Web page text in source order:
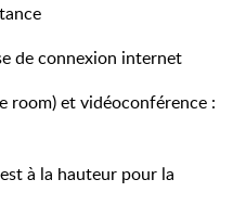
de connexion internet
room) et vidéoconférence :
à la hauteur pour la